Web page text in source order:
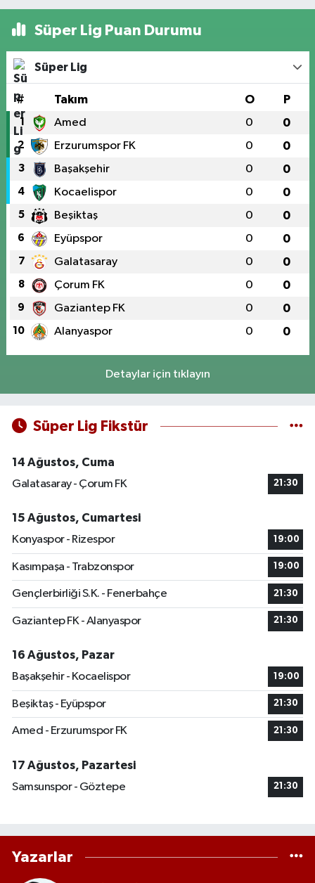
Süper Lig Puan Durumu
Süper Lig
# Takım O P
1 Amed 0 0
2 Erzurumspor FK 0 0
3 Başakşehir 0 0
4 Kocaelispor 0 0
5 Beşiktaş 0 0
6 Eyüpspor 0 0
7 Galatasaray 0 0
8 Çorum FK 0 0
9 Gaziantep FK 0 0
10 Alanyaspor 0 0
Detaylar için tıklayın
Süper Lig Fikstür
14 Ağustos, Cuma
Galatasaray - Çorum FK
21:30
15 Ağustos, Cumartesi
Konyaspor - Rizespor
19:00
Kasımpaşa - Trabzonspor 19:00
Gençlerbirliği S.K. - Fenerbahçe 21:30
Gaziantep FK - Alanyaspor 21:30
16 Ağustos, Pazar
Başakşehir - Kocaelispor
19:00
Beşiktaş - Eyüpspor 21:30
Amed - Erzurumspor FK 21:30
17 Ağustos, Pazartesi
Samsunspor - Göztepe
21:30
Yazarlar